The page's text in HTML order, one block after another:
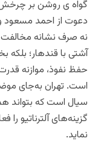
گواه ی روشن بر
دعوت از احمد مسعود و
نه صرف نشانه
آشتی با قندهار؛
حفظ نفوذ، موازنه
است. تهران به‌جای
سیال است که بتواند
گزینه‌های آلترناتیو
نماید.